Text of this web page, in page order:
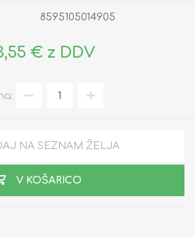
8595105014905
€ z DDV
NA SEZNAM ŽELJA
V KOŠARICO